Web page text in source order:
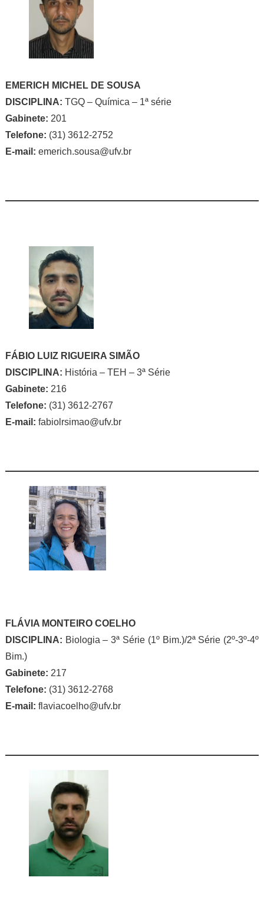
EMERICH MICHEL DE SOUSA
DISCIPLINA: TGQ – Química – 1ª série
Gabinete: 201
Telefone: (31) 3612-2752
E-mail: emerich.sousa@ufv.br
FÁBIO LUIZ RIGUEIRA SIMÃO
DISCIPLINA: História – TEH – 3ª Série
Gabinete: 216
Telefone: (31) 3612-2767
E-mail: fabiolrsimao@ufv.br
FLÁVIA MONTEIRO COELHO
DISCIPLINA: Biologia – 3ª Série (1º Bim.)/2ª Série (2º-3º-4º
Bim.)
Gabinete: 217
Telefone: (31) 3612-2768
E-mail: flaviacoelho@ufv.br